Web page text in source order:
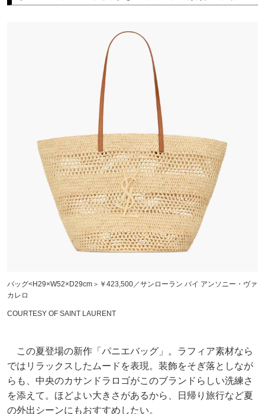
バッグ<H29×W52×D29cm＞￥423,500／サンローラン バイ アンソニー・ヴァ
カレロ
COURTESY OF SAINT LAURENT
この夏登場の新作「パニエバッグ」。ラフィア素材なら
ではリラックスしたムードを表現。装飾をそぎ落としなが
らも、中央のカサンドラロゴがこのブランドらしい洗練さ
を添えて。ほどよい大きさがあるから、日帰り旅行など夏
の外出シーンにもおすすめしたい。